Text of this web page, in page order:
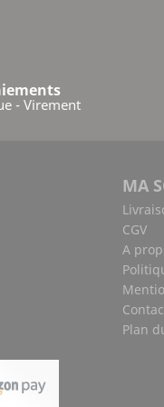
- Virement
MA
CGV
A
Plan